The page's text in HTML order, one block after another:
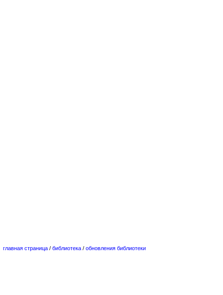
главная страница / библиотека / обновления библиотеки